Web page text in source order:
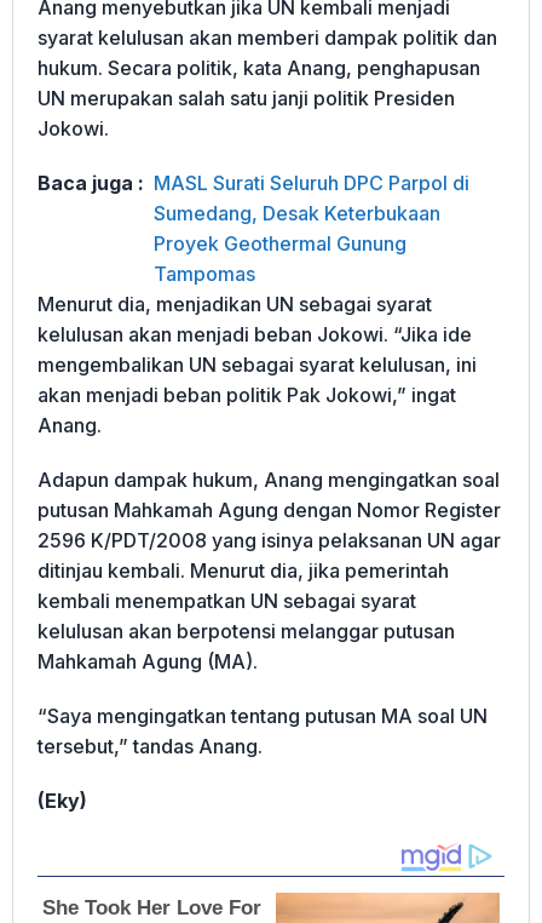
Anang menyebutkan jika UN kembali menjadi
syarat kelulusan akan memberi dampak politik dan
hukum. Secara politik, kata Anang, penghapusan
UN merupakan salah satu janji politik Presiden
Jokowi.
Baca juga : MASL Surati Seluruh DPC Parpol di
Sumedang, Desak Keterbukaan
Proyek Geothermal Gunung
Tampomas
Menurut dia, menjadikan UN sebagai syarat
kelulusan akan menjadi beban Jokowi. “Jika ide
mengembalikan UN sebagai syarat kelulusan, ini
akan menjadi beban politik Pak Jokowi,” ingat
Anang.
Adapun dampak hukum, Anang mengingatkan soal
putusan Mahkamah Agung dengan Nomor Register
2596 K/PDT/2008 yang isinya pelaksanan UN agar
ditinjau kembali. Menurut dia, jika pemerintah
kembali menempatkan UN sebagai syarat
kelulusan akan berpotensi melanggar putusan
Mahkamah Agung (MA).
“Saya mengingatkan tentang putusan MA soal UN
tersebut,” tandas Anang.
(Eky)